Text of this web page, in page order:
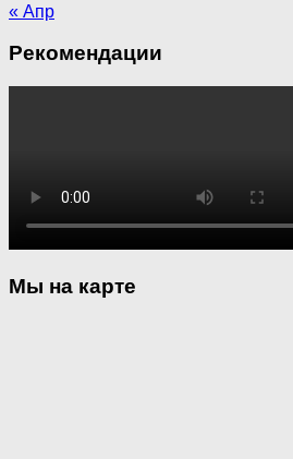
« Апр
Рекомендации
Мы на карте